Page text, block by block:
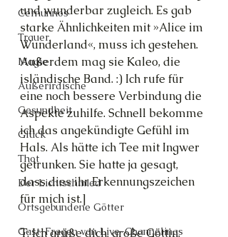
Cernunnos
Trauer
Magie
Außerirdische
Gesundheit
Glück
Thot
Der Lichtschmied
Ortsgebundene Götter
Gast-Fragen von Live-Channelings
und wunderbar zugleich. Es gab
starke Ähnlichkeiten mit »Alice im
Wunderland«, muss ich gestehen.
Außerdem mag sie Kaleo, die
isländische Band. :) Ich rufe für
eine noch bessere Verbindung die
Aspekte zuhilfe. Schnell bekomme
ich das angekündigte Gefühl im
Hals. Als hätte ich Tee mit Ingwer
getrunken. Sie hatte ja gesagt,
dass dies ihr Erkennungszeichen
für mich ist.]
T: Ich grüße dich, große Göttin.